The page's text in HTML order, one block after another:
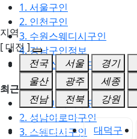
1. 서울구인
2. 인천구인
3. 수원스웨디시구인
4. 강남구인정보
5. 동탄스웨디시구인
최근검색어
1. 일산마사지구인
2. 성남아로마구인
3. 스웨디시구인
지역
[ 대전 ]
전국
서울 경기
울산
광주 세종
전남
전북 강원
대전 전체 대덕구